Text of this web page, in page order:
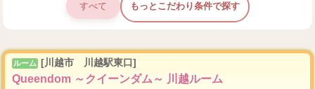
すべて もっとこだわり条件で探す
ルーム [川越市 川越駅東口]
Queendom ～クイーンダム～ 川越ルーム